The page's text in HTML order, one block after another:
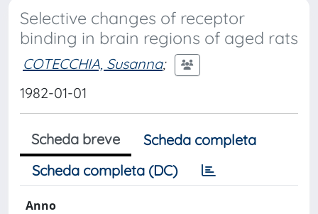
Selective changes of receptor
binding in brain regions of aged rats
COTECCHIA, Susanna;
1982-01-01
Scheda breve
Scheda completa
Scheda completa (DC)
Anno